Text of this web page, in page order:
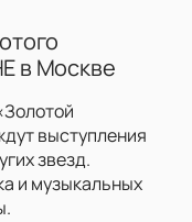
в Москве
выступления
звезд.
и музыкальных